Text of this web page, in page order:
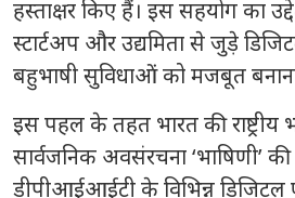
हस्ताक्षर किए हैं। इस सहयोग का
स्टार्टअप और उद्यमिता से जुड़े
बहुभाषी सुविधाओं को मजबूत
इस पहल के तहत भारत की राष्ट्रीय
सार्वजनिक अवसंरचना ‘भाषिणी’
डीपीआईआईटी के विभिन्न डिजिटल